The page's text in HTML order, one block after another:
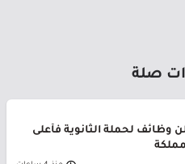
صلة
وظائف لحملة الثانوية فأعلى